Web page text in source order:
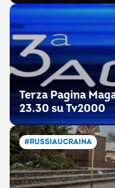
Terza Pagina
23.30 su Tv2000
#RUSSIAUCRAINA